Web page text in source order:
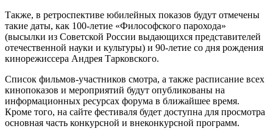
Также, в ретроспективе юбилейных показов будут отмечены
такие даты, как 100-летие «Философского парохода»
(высылки из Советской России выдающихся представителей
отечественной науки и культуры) и 90-летие со дня рождения
кинорежиссера Андрея Тарковского.
Список фильмов-участников смотра, а также расписание всех
кинопоказов и мероприятий будут опубликованы на
информационных ресурсах форума в ближайшее время.
Кроме того, на сайте фестиваля будет доступна для просмотра
основная часть конкурсной и внеконкурсной программ.